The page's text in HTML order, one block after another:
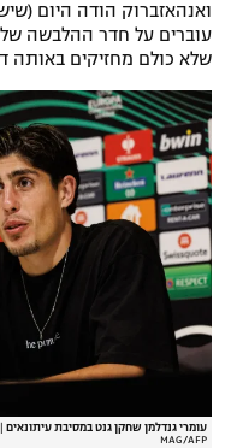
מדיניות פרטיות
תקנון פעילות ספורט 1
רשיון להקרנה פומבית
הצטרפות לחבילת
לוח דרושים – ג'ובנט
תגיות
גיימינג E-Sports
ואנהאזברוק הודה היום
עוברים על חדר ההלבשה
שלא כולם מחזיקים באותה
עומרי גנדלמן שחקן גנט במסיבת עיתונאים
MAG/AFP